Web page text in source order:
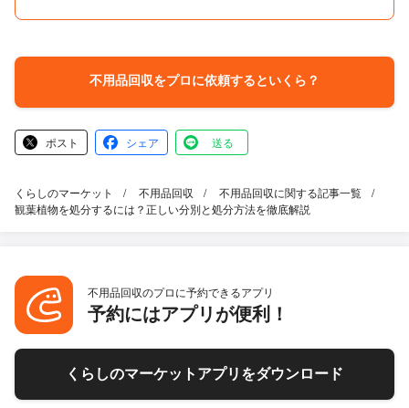
不用品回収をプロに依頼するといくら？
ポスト シェア 送る
くらしのマーケット 不用品回収
不用品回収に関する記事一覧
観葉植物を処分するには？正しい分別と処分方法を徹底解説
不用品回収のプロに予約できるアプリ
予約にはアプリが便利！
くらしのマーケットアプリをダウンロード